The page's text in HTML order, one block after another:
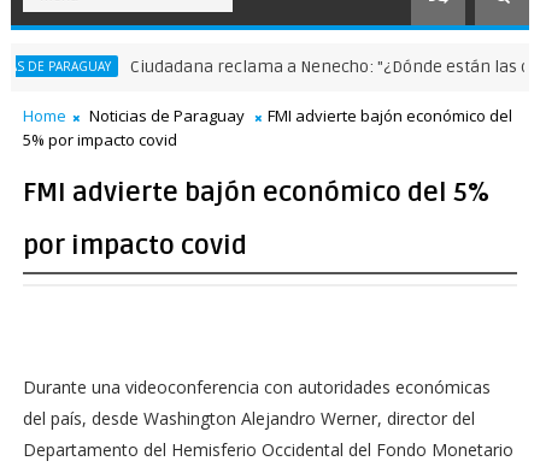
PARAGUAY Ciudadana reclama a Nenecho: "¿Dónde están las
Home Noticias de Paraguay
FMI advierte bajón económico del
5% por impacto covid
FMI advierte bajón económico del 5%
por impacto covid
Durante una videoconferencia con autoridades económicas
del país, desde Washington Alejandro Werner, director del
Departamento del Hemisferio Occidental del Fondo Monetario